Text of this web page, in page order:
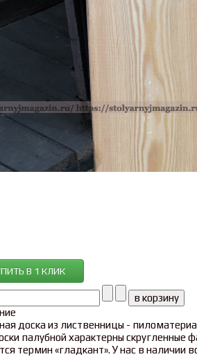
В 1 КЛИК
доска из лиственницы -
палубной характерны скругленные
термин «гладкант». У нас в наличии